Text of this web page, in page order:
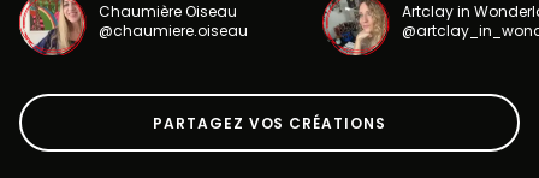
Chaumière Oiseau
@chaumiere.oiseau
Artclay in
PARTAGEZ VOS CRÉATIONS